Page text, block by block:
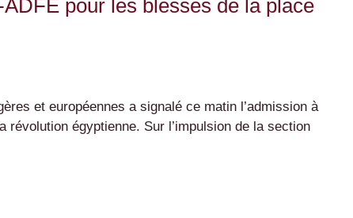
pour les blessés de la place
et européennes a signalé ce matin l’admission à
révolution égyptienne. Sur l’impulsion de la section